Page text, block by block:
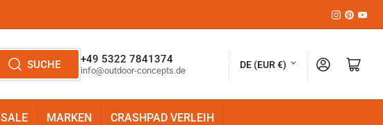
Instagram
Pinterest
SUCHE +49 5322 7841374
info@outdoor-concepts.de
L
n
DE (EUR €) AnmeldenMini-Warenkorb öffnen
SALE MARKEN CRASHPAD VERLEIH